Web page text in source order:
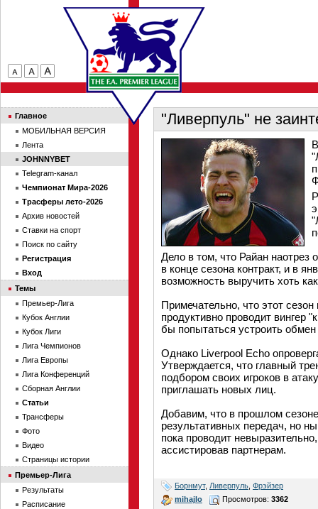
"Ливерпуль" не
Дело в том, что Райан наотрез
в конце сезона контракт, и в
возможность выручить хоть
Примечательно, что этот
продуктивно проводит вингер
бы попытаться устроить обмен
Однако Liverpool Echo
Утверждается, что главный
подбором своих игроков в
приглашать новых лиц.
Добавим, что в прошлом
результативных передач, но
пока проводит
ассистировав партнерам.
Борнмут, Ливерпуль Фрэйзер
mihajlo
Просмотров: 3362
Главное
МОБИЛЬНАЯ ВЕРСИЯ
Лента
JOHNNYBET
Telegram-канал
Чемпионат Мира-2026
Трасферы лето-2026
Архив новостей
Ставки на спорт
Поиск по сайту
Регистрация
Вход
Темы
Премьер-Лига
Кубок Англии
Кубок Лиги
Лига Чемпионов
Лига Европы
Лига Конференций
Сборная Англии
Статьи
Трансферы
Фото
Видео
Страницы истории
Премьер-Лига
Результаты
Расписание